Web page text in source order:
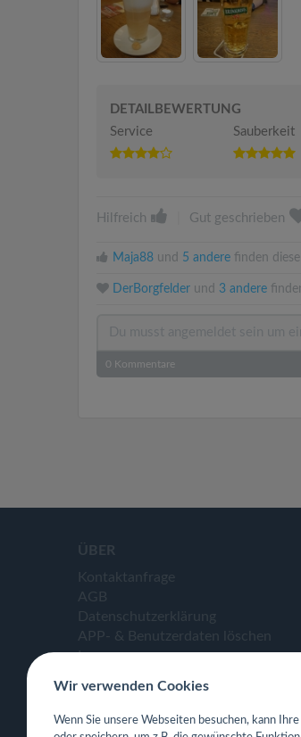
DETAILBEWERTUNG
Service
Sauberkeit
Hilfreich Gut geschrieben
Maja88 und 5 andere finden
DerBorgfelder und 3 andere
0 Kommentare
ÜBER
Kontaktanfrage
AGB
Datenschutzerklärung
APP- & Benutzerdaten löschen
Impressum
Wir verwenden Cookies
Wenn Sie unsere Webseiten besuchen, kann